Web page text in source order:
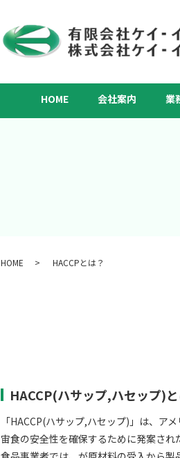
HOME 会社案内 業
HOME HACCPとは？
HACCP(ハサップ,ハセップ)
「HACCP(ハサップ,ハセップ)」は、ア
宙食の安全性を確保するために発案され